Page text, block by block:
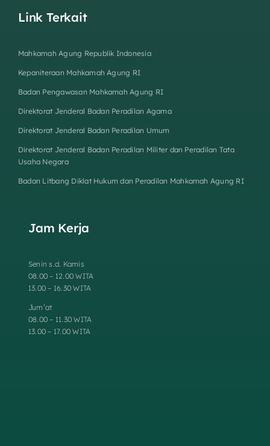
Link Terkait
Mahkamah Agung Republik Indonesia
Kepaniteraan Mahkamah Agung RI
Badan Pengawasan Mahkamah Agung RI
Direktorat Jenderal Badan Peradilan Agama
Direktorat Jenderal Badan Peradilan Umum
Direktorat Jenderal Badan Peradilan Militer dan Peradilan Tata
Usaha Negara
Badan Litbang Diklat Hukum dan Peradilan Mahkamah Agung RI
Jam Kerja
Senin s.d. Kamis
08.00 – 12.00 WITA
13.00 – 16.30 WITA
Jum’at
08.00 – 11.30 WITA
13.00 – 17.00 WITA